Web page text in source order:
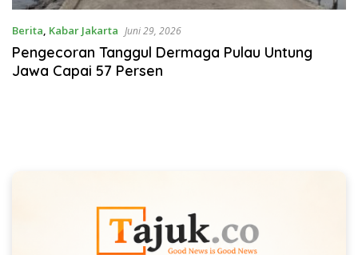
Berita, Kabar Jakarta Juni 29, 2026
Pengecoran Tanggul Dermaga Pulau Untung
Jawa Capai 57 Persen